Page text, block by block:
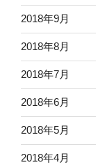
2018年9月
2018年8月
2018年7月
2018年6月
2018年5月
2018年4月